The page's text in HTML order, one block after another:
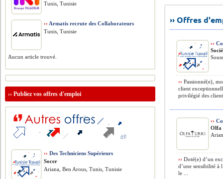
›› Offres
››
›› Passionné(e),
client
privilégié des
››
Olfa
›› Doté(e) d’un
d’une sensibilité à
le ...
Tunis, Tunisie
›› Armatis recrute des Collaborateurs
Tunis, Tunisie
Aucun article trouvé.
››Publiez vos offres d'emploi
›› Des Techniciens Supérieurs
Socer
Ariana, Ben Arous, Tunis, Tunisie